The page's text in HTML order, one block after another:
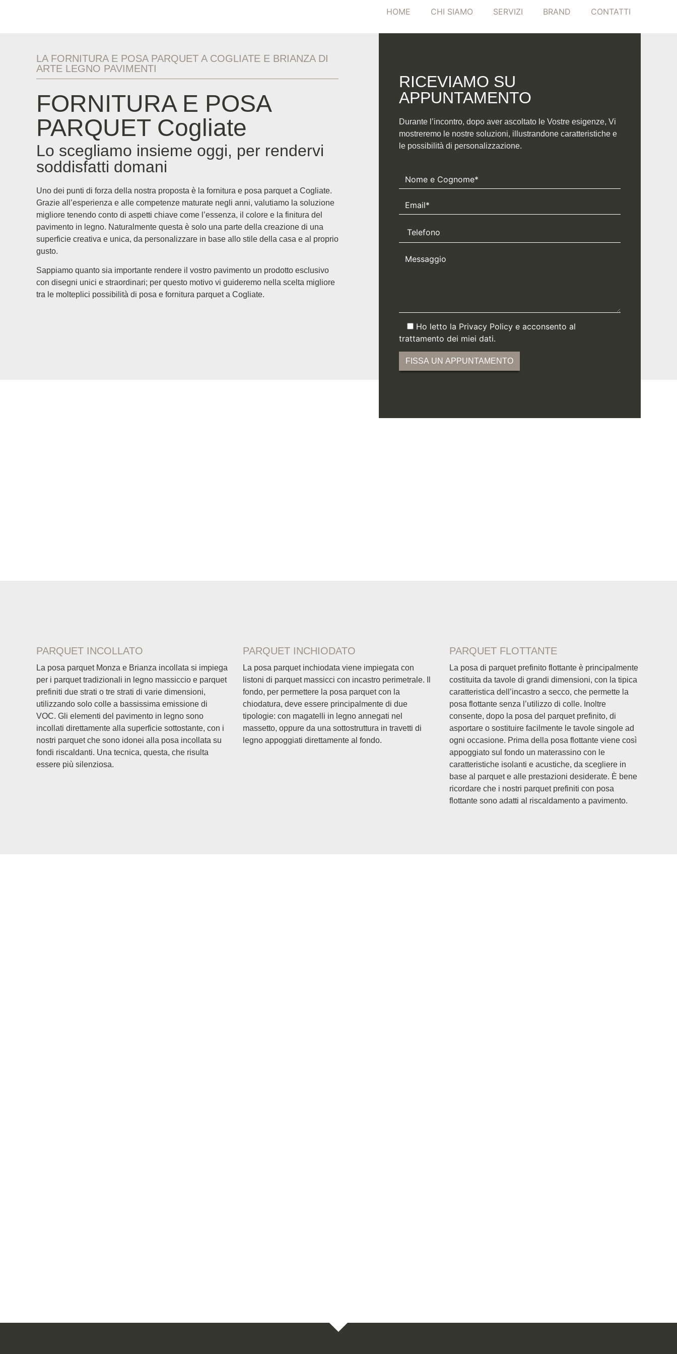
HOME CHI SIAMO SERVIZI BRAND CONTATTI
LA FORNITURA E POSA PARQUET A COGLIATE E BRIANZA DI
ARTE LEGNO PAVIMENTI
FORNITURA E POSA
PARQUET Cogliate
Lo scegliamo insieme oggi, per rendervi
soddisfatti domani
Uno dei punti di forza della nostra proposta è la fornitura e posa parquet a Cogliate.
Grazie all’esperienza e alle competenze maturate negli anni, valutiamo la soluzione
migliore tenendo conto di aspetti chiave come l’essenza, il colore e la finitura del
pavimento in legno. Naturalmente questa è solo una parte della creazione di una
superficie creativa e unica, da personalizzare in base allo stile della casa e al proprio
gusto.
Sappiamo quanto sia importante rendere il vostro pavimento un prodotto esclusivo
con disegni unici e straordinari; per questo motivo vi guideremo nella scelta migliore
tra le molteplici possibilità di posa e fornitura parquet a Cogliate.
RICEVIAMO SU
APPUNTAMENTO​
Durante l’incontro, dopo aver ascoltato le Vostre esigenze, Vi
mostreremo le nostre soluzioni, illustrandone caratteristiche e
le possibilità di personalizzazione.
Ho letto la Privacy Policy e acconsento al
trattamento dei miei dati.
PARQUET INCOLLATO
La posa parquet Monza e Brianza incollata si impiega
per i parquet tradizionali in legno massiccio e parquet
prefiniti due strati o tre strati di varie dimensioni,
utilizzando solo colle a bassissima emissione di
VOC. Gli elementi del pavimento in legno sono
incollati direttamente alla superficie sottostante, con i
nostri parquet che sono idonei alla posa incollata su
fondi riscaldanti. Una tecnica, questa, che risulta
essere più silenziosa.
PARQUET INCHIODATO
La posa parquet inchiodata viene impiegata con
listoni di parquet massicci con incastro perimetrale. Il
fondo, per permettere la posa parquet con la
chiodatura, deve essere principalmente di due
tipologie: con magatelli in legno annegati nel
massetto, oppure da una sottostruttura in travetti di
legno appoggiati direttamente al fondo.
PARQUET FLOTTANTE
La posa di parquet prefinito flottante è principalmente
costituita da tavole di grandi dimensioni, con la tipica
caratteristica dell’incastro a secco, che permette la
posa flottante senza l’utilizzo di colle. Inoltre
consente, dopo la posa del parquet prefinito, di
asportare o sostituire facilmente le tavole singole ad
ogni occasione. Prima della posa flottante viene così
appoggiato sul fondo un materassino con le
caratteristiche isolanti e acustiche, da scegliere in
base al parquet e alle prestazioni desiderate. È bene
ricordare che i nostri parquet prefiniti con posa
flottante sono adatti al riscaldamento a pavimento.